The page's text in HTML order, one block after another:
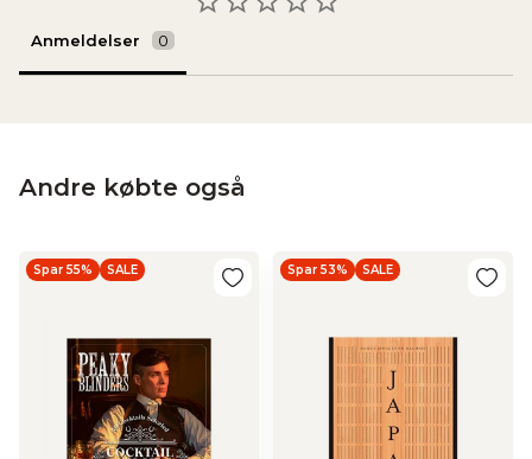
Anmeldelser
Andre købte også
Spar 55% SALE Spar 53% SALE